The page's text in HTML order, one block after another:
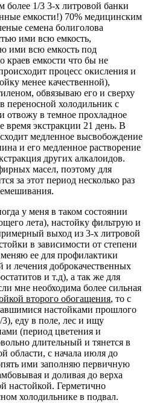
1/3 3-х литровой банки
емкости!) 70% медицинским
семена болиголова
ими всю емкость,
ими всю емкость под
краев емкости что бы не
процесс окисления и
менее качественной),
обвязываю его и сверху
переносной холодильник с
отвожу в темное прохладное
время экстракции 21 день. В
медленное высвобождение
и его медленное растворение
других алкалоидов.
масел, поэтому для
за этот период несколько раз
у меня в таком состоянии
лета), настойку фильтрую и
выход из 3-х литровой
в зависимости от степени
ее для профилактики
и лечения доброкачественных
и т.д), а так же для
мне необходима более сильная
второго обогащения, то с
настойками прошлого
3), еду в поле, лес и ищу
(период цветения и
длительный и тянется в
области, с начала июля до
ими заполняю первичную
и доливая до верха
настойкой. Герметично
холодильнике в подвал.